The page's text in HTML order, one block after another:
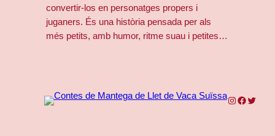
convertir-los en personatges propers i
juganers. És una història pensada per als
més petits, amb humor, ritme suau i petites…
Instagram
Twitter